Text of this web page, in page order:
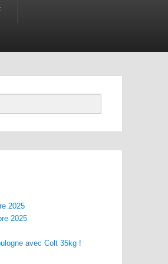
2025
2025
avec Colt 35kg !